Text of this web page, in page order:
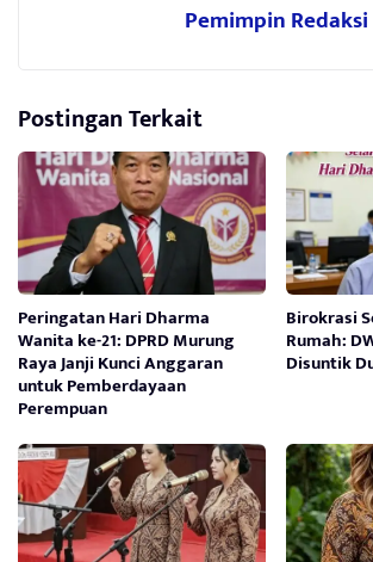
Pemimpin Redaksi
Postingan Terkait
Peringatan Hari Dharma
Wanita ke-21: DPRD Murung
Raya Janji Kunci Anggaran
untuk Pemberdayaan
Perempuan
Birokrasi
Rumah:
Disuntik